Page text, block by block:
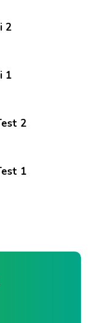
2
1
2
1